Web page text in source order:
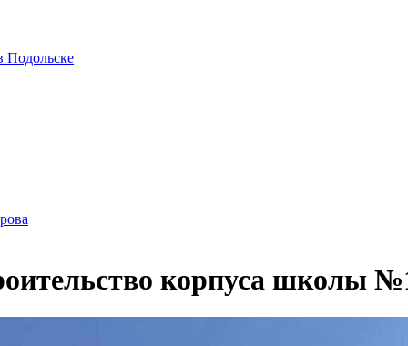
Подольске
корпуса школы